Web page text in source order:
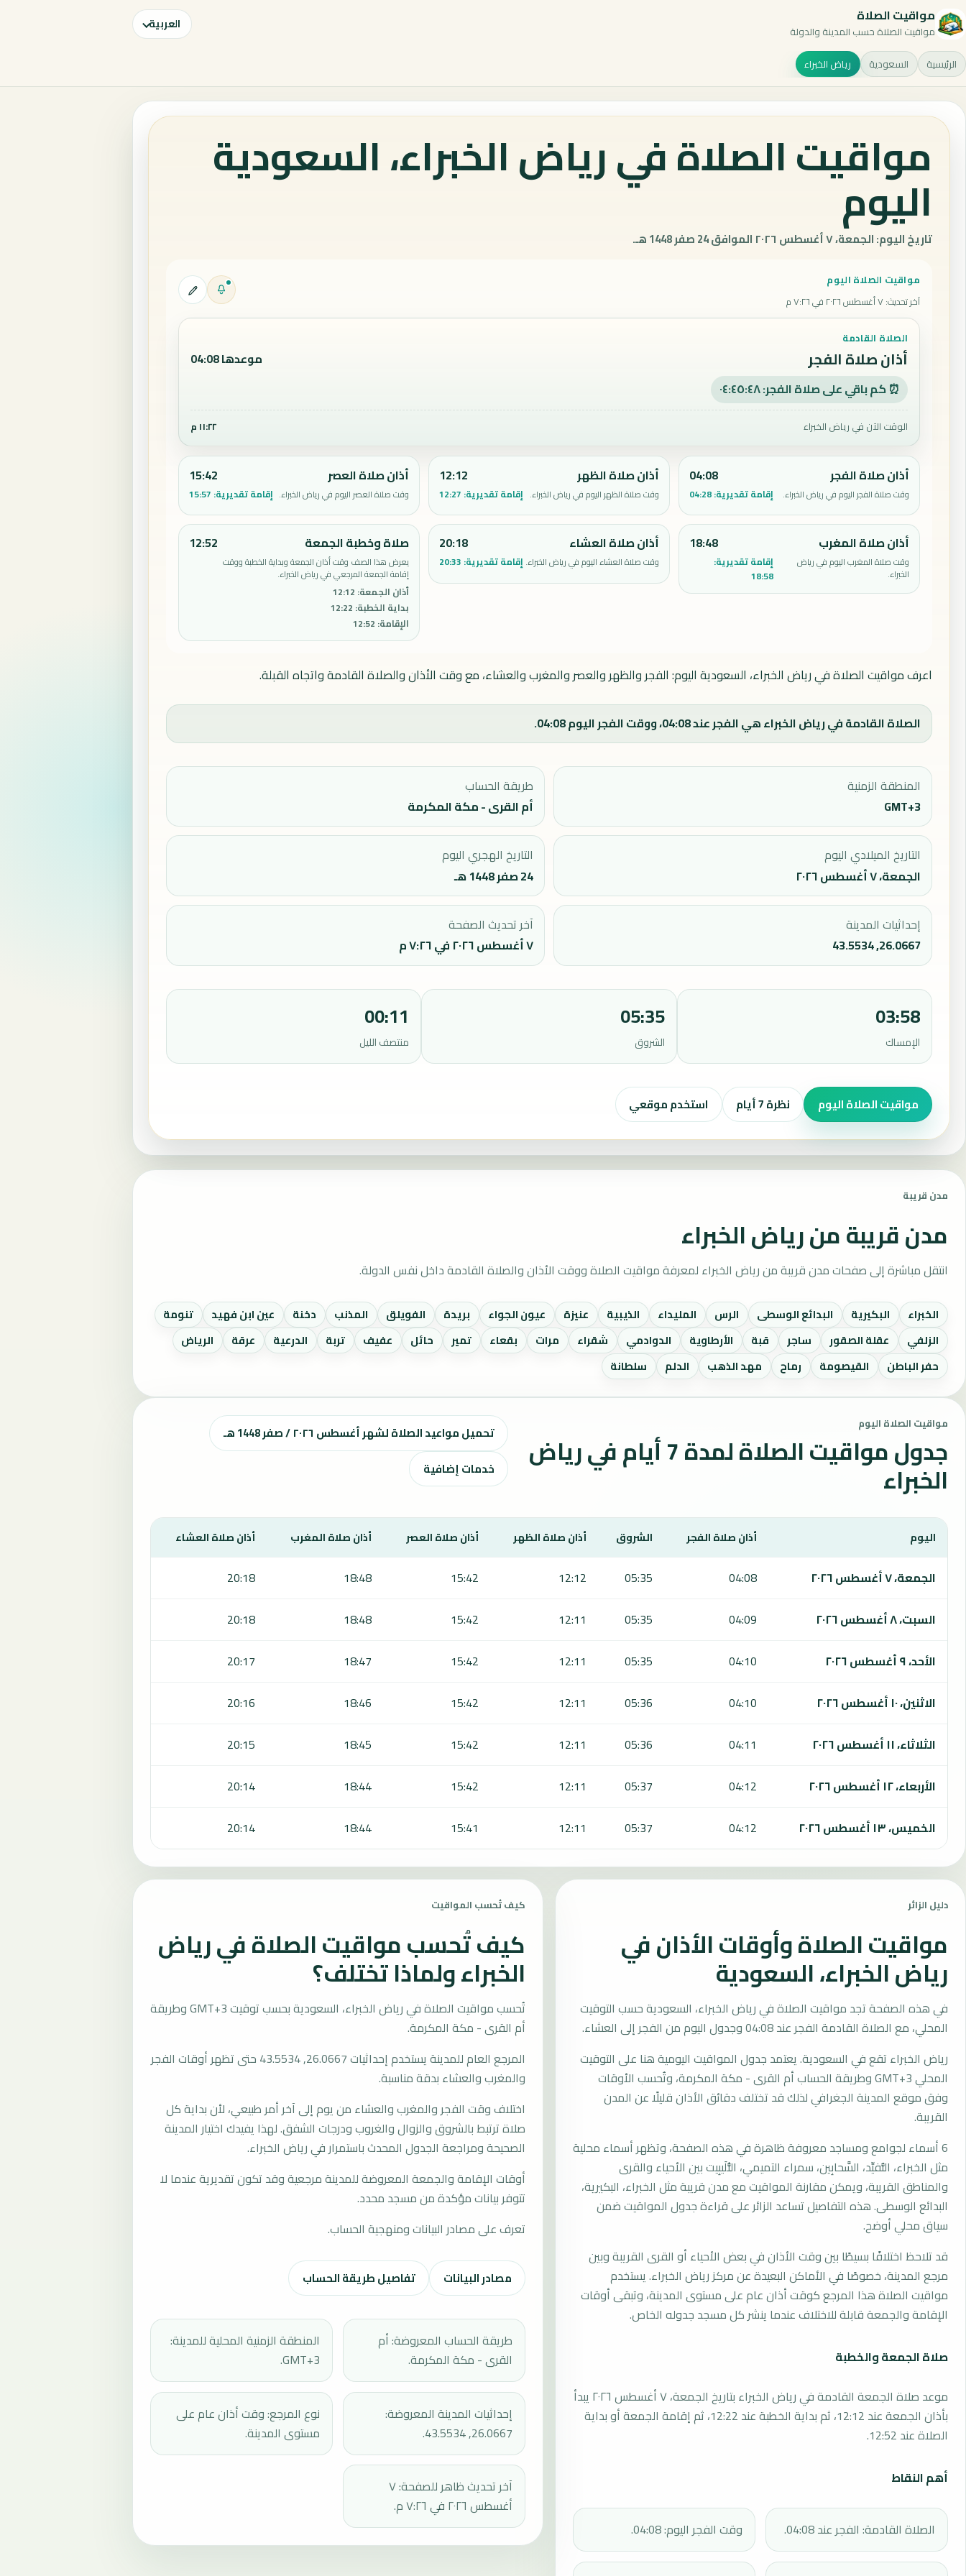
مواقيت الصلاة
مواقيت الصلاة حسب المدينة والدولة العربية
الرئيسية السعودية رياض الخبراء
مواقيت الصلاة في رياض الخبراء، السعودية
اليوم
تاريخ اليوم: الجمعة، ٧ أغسطس ٢٠٢٦ الموافق 24 صفر 1448 هـ.
مواقيت الصلاة اليوم
آخر تحديث:٧ أغسطس ٢٠٢٦ في ٧:٢٦ م
الصلاة القادمة
أذان صلاة الفجر موعدها 04:08
⏰ كم باقي على صلاة الفجر: ٠٤:٤٥:٤٧
الوقت الآن في رياض الخبراء ١١:٢٢ م
أذان صلاة الفجر
وقت صلاة الفجر اليوم في رياض الخبراء.
04:08
إقامة تقديرية:04:28
أذان صلاة الظهر
وقت صلاة الظهر اليوم في رياض الخبراء.
12:12
إقامة تقديرية: 12:27
أذان صلاة العصر
وقت صلاة العصر اليوم في رياض الخبراء.
15:42
إقامة تقديرية: 15:57
أذان صلاة المغرب
وقت صلاة المغرب اليوم في رياض
الخبراء.
18:48
إقامة تقديرية:
18:58
أذان صلاة العشاء
وقت صلاة العشاء اليوم في رياض الخبراء.
20:18
إقامة تقديرية: 20:33
صلاة وخطبة الجمعة
يعرض هذا الصف وقت أذان الجمعة وبداية الخطبة ووقت
إقامة الجمعة المرجعي في رياض الخبراء.
أذان الجمعة:
12:12
بداية الخطبة:
12:22
الإقامة:
12:52
12:52
اعرف مواقيت الصلاة في رياض الخبراء، السعودية اليوم: الفجر والظهر والعصر والمغرب والعشاء، مع وقت الأذان والصلاة القادمة واتجاه القبلة.
الصلاة القادمة في رياض الخبراء هي الفجر عند 04:08، ووقت الفجر اليوم 04:08.
المنطقة الزمنية
GMT+3
طريقة الحساب
أم القرى - مكة المكرمة
التاريخ الميلادي اليوم
الجمعة، ٧ أغسطس ٢٠٢٦
التاريخ الهجري اليوم
24 صفر 1448 هـ
إحداثيات المدينة
26.0667, 43.5534
آخر تحديث الصفحة
٧ أغسطس ٢٠٢٦ في ٧:٢٦ م
03:58
الإمساك
05:35
الشروق
00:11
منتصف الليل
مواقيت الصلاة اليوم نظرة 7 أيام استخدم موقعي
مدن قريبة
مدن قريبة من رياض الخبراء
انتقل مباشرة إلى صفحات مدن قريبة من رياض الخبراء لمعرفة مواقيت الصلاة ووقت الأذان والصلاة القادمة داخل نفس الدولة.
الخبراء البكيرية البدائع الوسطى الرس المليداء الذيبية عنيزة عيون الجواء بريدة الفويلق المذنب دخنة عين ابن فهيد
تنومة
الزلفي
عقلة الصقور ساجر قبة الأرطاوية الدوادمي شقراء مرات بقعاء تمير حائل عفيف تربة الدرعية عرقة
الرياض
حفر الباطن
القيصومة رماح مهد الذهب الدلم سلطانة
مواقيت الصلاة اليوم
جدول مواقيت الصلاة لمدة 7 أيام في رياض
الخبراء
تحميل مواعيد الصلاة لشهر أغسطس ٢٠٢٦ / صفر 1448 هـ
خدمات إضافية
يعرض هذا الجدول مواقيت الصلاة لمدة 7 أيام في رياض الخبراء، بما يشمل الفجر والشروق والظهر والعصر والمغرب والعشاء.
اليوم أذان صلاة الفجر الشروق أذان صلاة الظهر أذان صلاة العصر أذان صلاة المغرب أذان صلاة العشاء
الجمعة، ٧ أغسطس ٢٠٢٦ 04:08
05:35
12:12
15:42
18:48
20:18
السبت، ٨ أغسطس ٢٠٢٦
04:09
05:35
12:11
15:42
18:48
20:18
الأحد، ٩ أغسطس ٢٠٢٦
04:10
05:35
12:11
15:42
18:47
20:17
الاثنين، ١٠ أغسطس ٢٠٢٦
04:10
05:36
12:11
15:42
18:46
20:16
الثلاثاء، ١١ أغسطس ٢٠٢٦
04:11
05:36
12:11
15:42
18:45
20:15
الأربعاء، ١٢ أغسطس ٢٠٢٦
04:12
05:37
12:11
15:42
18:44
20:14
الخميس، ١٣ أغسطس ٢٠٢٦
04:12
05:37
12:11
15:41
18:44
20:14
دليل الزائر
مواقيت الصلاة وأوقات الأذان في
رياض الخبراء، السعودية
في هذه الصفحة تجد مواقيت الصلاة في رياض الخبراء، السعودية حسب التوقيت
المحلي، مع الصلاة القادمة الفجر عند 04:08 وجدول اليوم من الفجر إلى العشاء.
رياض الخبراء تقع في السعودية. يعتمد جدول المواقيت اليومية هنا على التوقيت
المحلي GMT+3 وطريقة الحساب أم القرى - مكة المكرمة، وتُحسب الأوقات
وفق موقع المدينة الجغرافي لذلك قد تختلف دقائق الأذان قليلًا عن المدن
القريبة.
6 أسماء لجوامع ومساجد معروفة ظاهرة في هذه الصفحة، وتظهر أسماء محلية
مثل الخبراء، النُّفيِّد، السَّحابِين، سمراء التميمي، الثُّلَيبِيت بين الأحياء والقرى
والمناطق القريبة، ويمكن مقارنة المواقيت مع مدن قريبة مثل الخبراء، البكيرية،
البدائع الوسطى. هذه التفاصيل تساعد الزائر على قراءة جدول المواقيت ضمن
سياق محلي أوضح.
قد تلاحظ اختلافًا بسيطًا بين وقت الأذان في بعض الأحياء أو القرى القريبة وبين
مرجع المدينة، خصوصًا في الأماكن البعيدة عن مركز رياض الخبراء. يستخدم
مواقيت الصلاة هذا المرجع كوقت أذان عام على مستوى المدينة، وتبقى أوقات
الإقامة والجمعة قابلة للاختلاف عندما ينشر كل مسجد جدوله الخاص.
صلاة الجمعة والخطبة
موعد صلاة الجمعة القادمة في رياض الخبراء بتاريخ الجمعة، ٧ أغسطس ٢٠٢٦ يبدأ
بأذان الجمعة عند 12:12، ثم بداية الخطبة عند 12:22، ثم إقامة الجمعة أو بداية
الصلاة عند 12:52.
أهم النقاط
الصلاة القادمة: الفجر عند 04:08. وقت الفجر اليوم: 04:08.
كيف تُحسب المواقيت
كيف تُحسب مواقيت الصلاة في رياض
الخبراء ولماذا تختلف؟
تُحسب مواقيت الصلاة في رياض الخبراء، السعودية بحسب توقيت GMT+3 وطريقة
أم القرى - مكة المكرمة.
المرجع العام للمدينة يستخدم إحداثيات 26.0667, 43.5534 حتى تظهر أوقات الفجر
والمغرب والعشاء بدقة مناسبة.
اختلاف وقت الفجر والمغرب والعشاء من يوم إلى آخر أمر طبيعي، لأن بداية كل
صلاة ترتبط بالشروق والزوال والغروب ودرجات الشفق. لهذا يفيدك اختيار المدينة
الصحيحة ومراجعة الجدول المحدث باستمرار في رياض الخبراء.
أوقات الإقامة والجمعة المعروضة للمدينة مرجعية وقد تكون تقديرية عندما لا
تتوفر بيانات مؤكدة من مسجد محدد.
تعرف على مصادر البيانات ومنهجية الحساب.
مصادر البيانات تفاصيل طريقة الحساب
طريقة الحساب المعروضة: أم
القرى - مكة المكرمة.
المنطقة الزمنية المحلية للمدينة:
GMT+3.
إحداثيات المدينة المعروضة:
26.0667, 43.5534.
نوع المرجع: وقت أذان عام على
مستوى المدينة.
آخر تحديث ظاهر للصفحة: ٧
أغسطس ٢٠٢٦ في ٧:٢٦ م.